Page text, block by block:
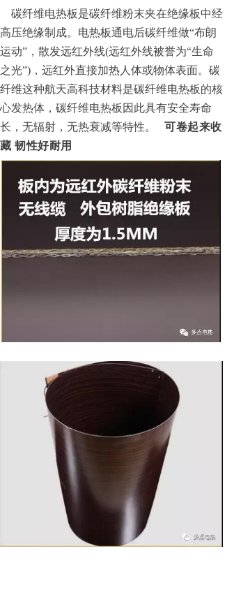
碳纤维电热板是碳纤维粉末夹在绝缘板中经
高压绝缘制成。电热板通电后碳纤维做“布朗
运动”，散发远红外线(远红外线被誉为“生命
之光”)，远红外直接加热人体或物体表面。碳
纤维这种航天高科技材料是碳纤维电热板的核
心发热体，碳纤维电热板因此具有安全寿命
长，无辐射，无热衰减等特性。 可卷起来收
藏 韧性好耐用